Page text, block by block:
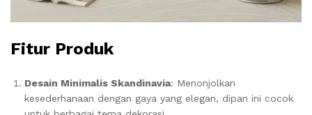
Fitur Produk
Desain Minimalis Skandinavia: Menonjolkan
kesederhanaan dengan gaya yang elegan, dipan ini cocok